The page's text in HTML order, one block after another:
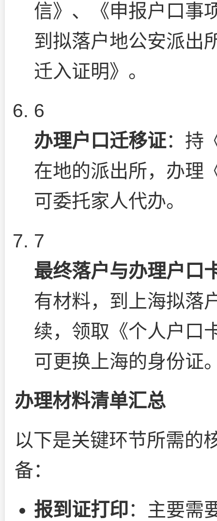
信》、《申报户口事
到拟落户地公安派出
迁入证明》。
6
办理户口迁移证：持
在地的派出所，办理
可委托家人代办。
7
最终落户与办理户口
有材料，到上海拟落
续，领取《个人户口
可更换上海的身份证
办理材料清单汇总
以下是关键环节所需的
备：
报到证打印：主要需